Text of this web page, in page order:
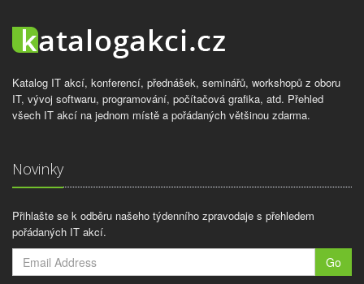
Katalog IT akcí, konferencí, přednášek, seminářů, workshopů z oboru
IT, vývoj softwaru, programování, počítačová grafika, atd. Přehled
všech IT akcí na jednom místě a pořádaných většinou zdarma.
Novinky
Přihlašte se k odběru našeho týdenního zpravodaje s přehledem
pořádaných IT akcí.
Go